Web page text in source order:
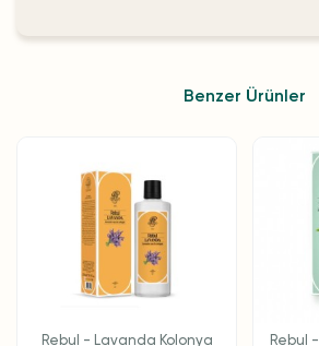
Benzer Ürünler
Rebul - Lavanda Kolonya
Rebul - Green Tea Kolonya